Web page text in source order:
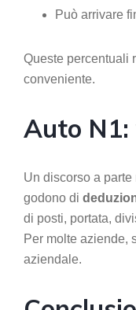
Può arrivare
Queste percentuali
conveniente.
Auto N1:
Un discorso a parte
godono di
di posti, portata,
Per molte aziende,
aziendale.